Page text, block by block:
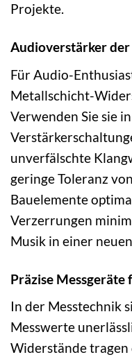
Projekte.
Audioverstärker der
Für Audio-
Metallschicht-
Verwenden Sie sie
unverfälschte
geringe Toleranz
Bauelemente
Verzerrungen
Musik in einer
Präzise
In der Messtechnik
Messwerte
Widerstände tragen